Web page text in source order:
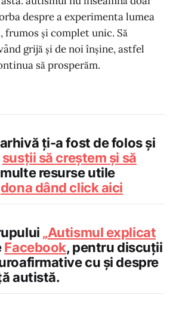
despre a experimenta lumea
și complet unic. Să
grijă și de noi înșine, astfel
să prosperăm.
ți-a fost de folos și
susții să creștem și să
resurse utile
dona dând click aici
„Autismul explicat
Facebook, pentru discuții
cu și despre
autistă.